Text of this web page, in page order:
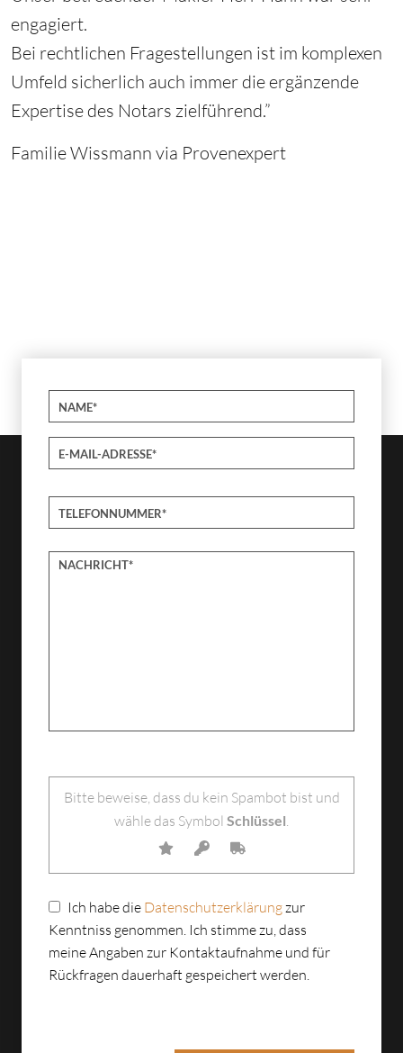
engagiert.
Bei rechtlichen Fragestellungen ist im komplexen
Umfeld sicherlich auch immer die ergänzende
Expertise des Notars zielführend.”
Familie Wissmann via Provenexpert
Bitte lasse dieses Feld leer.
Bitte beweise, dass du kein Spambot bist und
wähle das Symbol Schlüssel.
Ich habe die Datenschutzerklärungzur
Kenntniss genommen. Ich stimme zu, dass
meine Angaben zur Kontaktaufnahme und für
Rückfragen dauerhaft gespeichert werden.